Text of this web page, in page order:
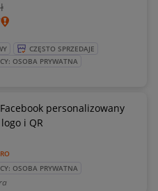
CZĘSTO SPRZEDAJE
OSOBA PRYWATNA
personalizowany
i QR
OSOBA PRYWATNA